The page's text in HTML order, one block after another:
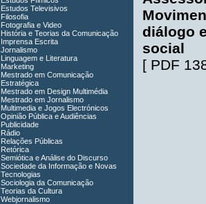
Estudos Televisivos
Filosofia
Fotografia e Video
História e Teorias da Comunicação
Imprensa Escrita
Jornalismo
Linguagem e Literatura
Marketing
Mestrado em Comunicação
Estratégica
Mestrado em Design Multimédia
Mestrado em Jornalismo
Multimedia e Jogos Electrónicos
Opinião Pública e Audiências
Publicidade
Rádio
Relações Públicas
Retórica
Semiótica e Análise do Discurso
Sociedade da Informação e Novas
Tecnologias
Sociologia da Comunicação
Teorias da Cultura
Webjornalismo
diálogo
social
[ PDF